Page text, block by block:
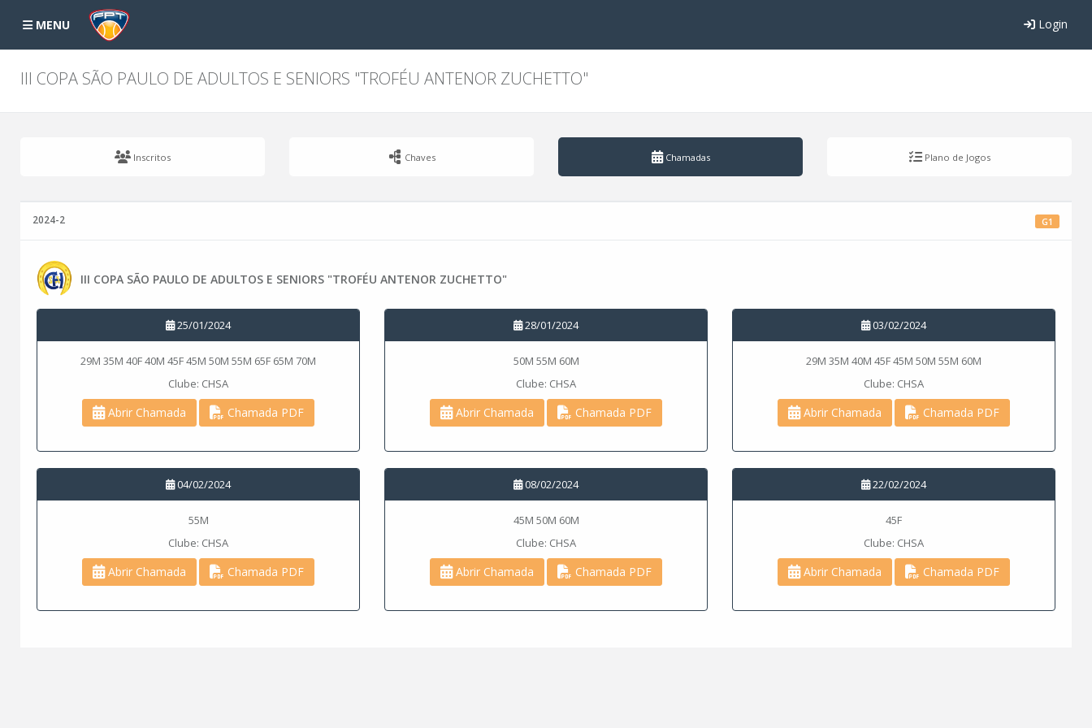
MENU Login
III COPA SÃO PAULO DE ADULTOS E SENIORS "TROFÉU ANTENOR ZUCHETTO"
Inscritos Chaves Chamadas Plano de Jogos
G1
2024-2
III COPA SÃO PAULO DE ADULTOS E SENIORS "TROFÉU ANTENOR ZUCHETTO"
25/01/2024
29M 35M 40F 40M 45F 45M 50M 55M 65F 65M 70M
Clube: CHSA
Abrir Chamada Chamada PDF
28/01/2024
50M 55M 60M
Clube: CHSA
Abrir Chamada Chamada PDF
03/02/2024
29M 35M 40M 45F 45M 50M 55M 60M
Clube: CHSA
Abrir Chamada Chamada PDF
04/02/2024
55M
Clube: CHSA
Abrir Chamada Chamada PDF
08/02/2024
45M 50M 60M
Clube: CHSA
Abrir Chamada Chamada PDF
22/02/2024
45F
Clube: CHSA
Abrir Chamada Chamada PDF